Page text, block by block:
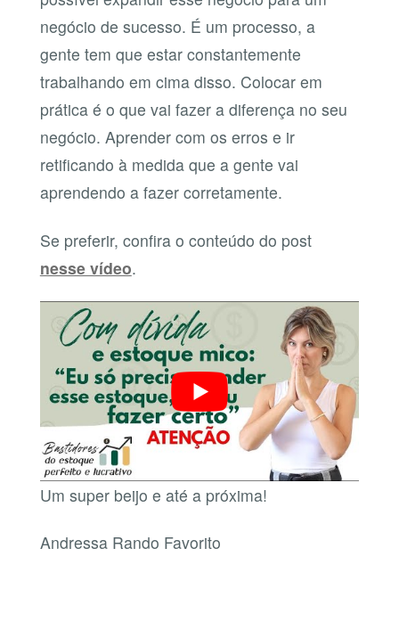
negócio de sucesso. É um processo, a
gente tem que estar constantemente
trabalhando em cima disso. Colocar em
prática é o que vai fazer a diferença no seu
negócio. Aprender com os erros e ir
retificando à medida que a gente vai
aprendendo a fazer corretamente.
Se preferir, confira o conteúdo do post
nesse vídeo.
Um super beijo e até a próxima!
Andressa Rando Favorito